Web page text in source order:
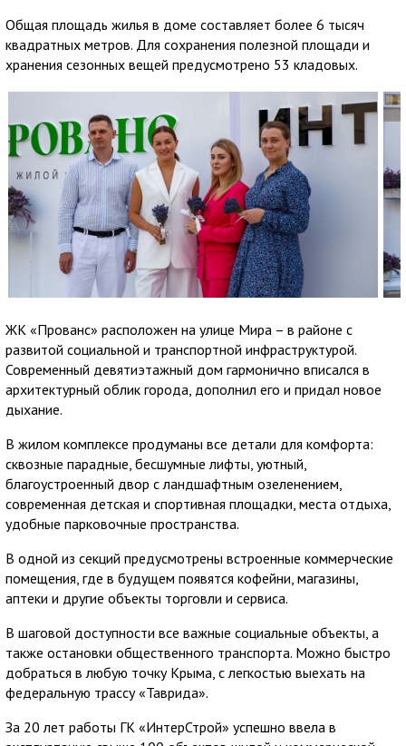
Общая площадь жилья в доме составляет более 6 тысяч
квадратных метров. Для сохранения полезной площади и
хранения сезонных вещей предусмотрено 53 кладовых.
ЖК «Прованс» расположен на улице Мира – в районе с
развитой социальной и транспортной инфраструктурой.
Современный девятиэтажный дом гармонично вписался в
архитектурный облик города, дополнил его и придал новое
дыхание.
В жилом комплексе продуманы все детали для комфорта:
сквозные парадные, бесшумные лифты, уютный,
благоустроенный двор с ландшафтным озеленением,
современная детская и спортивная площадки, места отдыха,
удобные парковочные пространства.
В одной из секций предусмотрены встроенные коммерческие
помещения, где в будущем появятся кофейни, магазины,
аптеки и другие объекты торговли и сервиса.
В шаговой доступности все важные социальные объекты, а
также остановки общественного транспорта. Можно быстро
добраться в любую точку Крыма, с легкостью выехать на
федеральную трассу «Таврида».
За 20 лет работы ГК «ИнтерСтрой» успешно ввела в